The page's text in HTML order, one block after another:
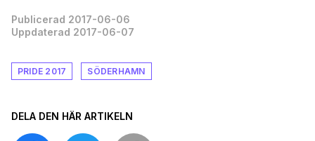
Publicerad 2017-06-06
Uppdaterad 2017-06-07
PRIDE 2017 SÖDERHAMN
DELA DEN HÄR ARTIKELN